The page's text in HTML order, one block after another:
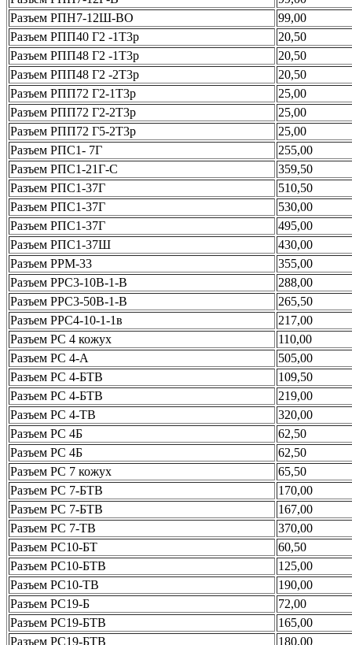
Разъем РПН7-12Ш-ВО
99,00
Разъем РПП40 Г2 -1Т3р
20,50
Разъем РПП48 Г2 -1Т3р
20,50
Разъем РПП48 Г2 -2Т3р
20,50
Разъем РПП72 Г2-1Т3р
25,00
Разъем РПП72 Г2-2Т3р
25,00
Разъем РПП72 Г5-2Т3р
25,00
Разъем РПС1- 7Г
255,00
Разъем РПС1-21Г-С
359,50
Разъем РПС1-37Г
510,50
Разъем РПС1-37Г
530,00
Разъем РПС1-37Г
495,00
Разъем РПС1-37Ш
430,00
Разъем РРМ-33
355,00
Разъем РРС3-10В-1-В
288,00
Разъем РРС3-50В-1-В
265,50
Разъем РРС4-10-1-1в
217,00
Разъем РС 4 кожух
110,00
Разъем РС 4-А
505,00
Разъем РС 4-БТВ
109,50
Разъем РС 4-БТВ
219,00
Разъем РС 4-ТВ
320,00
Разъем РС 4Б
62,50
Разъем РС 4Б
62,50
Разъем РС 7 кожух
65,50
Разъем РС 7-БТВ
170,00
Разъем РС 7-БТВ
167,00
Разъем РС 7-ТВ
370,00
Разъем РС10-БТ
60,50
Разъем РС10-БТВ
125,00
Разъем РС10-ТВ
190,00
Разъем РС19-Б
72,00
Разъем РС19-БТВ
165,00
Разъем РС19-БТВ
180,00